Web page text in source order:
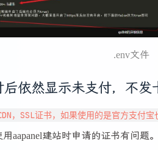
.env文件
依然显示未支付，不发
，SSL证书，如果使用的是官方支付宝
aapanel建站时申请的证书有问题。